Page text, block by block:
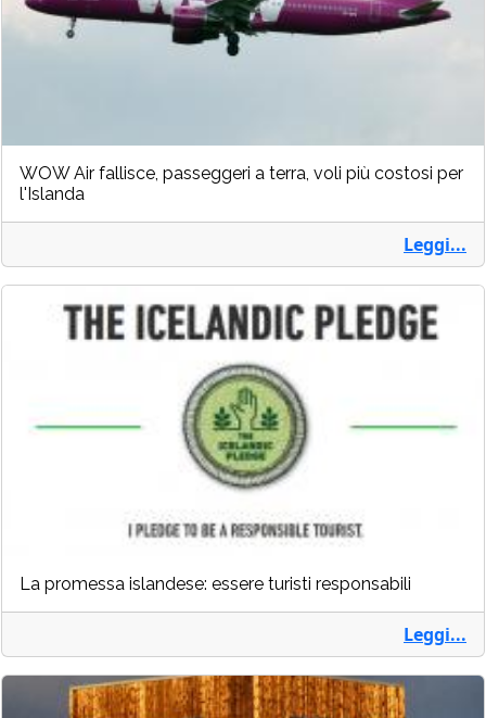
WOW Air fallisce, passeggeri a terra, voli più costosi per
l'Islanda
Leggi...
La promessa islandese: essere turisti responsabili
Leggi...